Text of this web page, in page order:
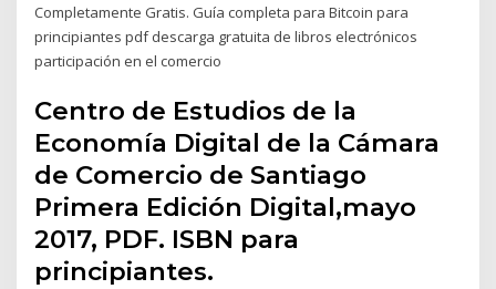
Completamente Gratis. Guía completa para Bitcoin para
principiantes pdf descarga gratuita de libros electrónicos
participación en el comercio
Centro de Estudios de la
Economía Digital de la Cámara
de Comercio de Santiago
Primera Edición Digital,mayo
2017, PDF. ISBN para
principiantes.